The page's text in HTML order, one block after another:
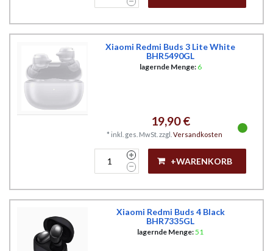
Xiaomi Redmi Buds 3 Lite White
BHR5490GL
lagernde Menge: 6
19,90 €
* inkl. ges. MwSt. zzgl. Versandkosten
+WARENKORB
Xiaomi Redmi Buds 4 Black
BHR7335GL
lagernde Menge:51